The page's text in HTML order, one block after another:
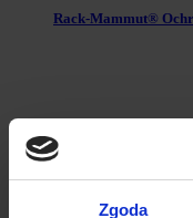
Zgoda
Rack-Mammut®